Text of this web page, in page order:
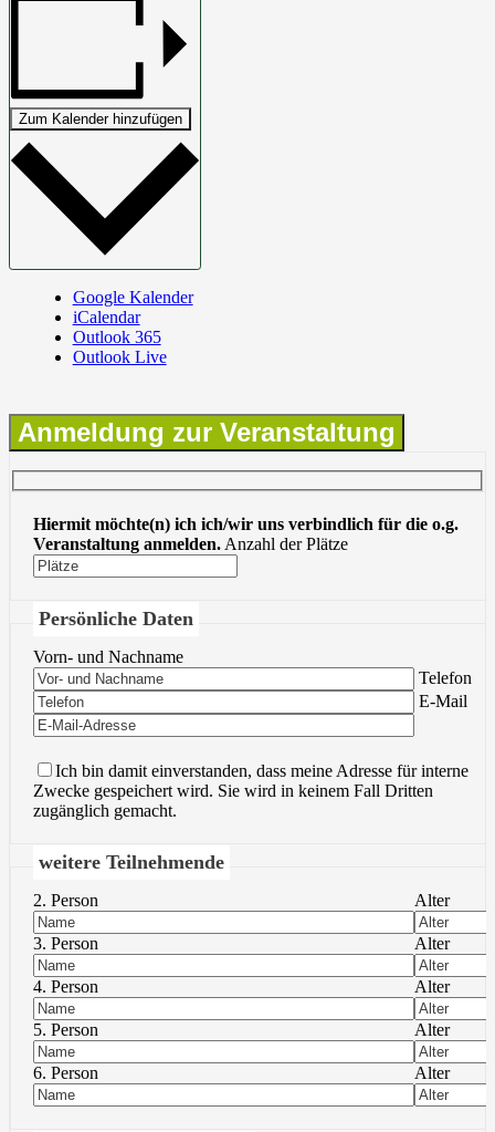
Zum Kalender hinzufügen
Google Kalender
iCalendar
Outlook 365
Outlook Live
Anmeldung zur Veranstaltung
Hiermit möchte(n) ich ich/wir uns verbindlich für die o.g.
Veranstaltung anmelden.Anzahl der Plätze
Persönliche Daten
Vorn- und Nachname
Bitte lasse
Telefon
Bitte lasse
E-Mail
Ich bin damit einverstanden, dass meine Adresse für interne
Zwecke gespeichert wird. Sie wird in keinem Fall Dritten
zugänglich gemacht.
weitere Teilnehmende
2. Person Alter
3. Person Alter
4. Person Alter
5. Person Alter
6. Person Alter